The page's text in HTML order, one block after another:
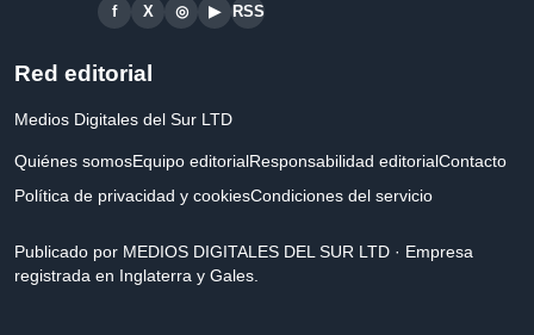
f X ◎ ▶ RSS
Red editorial
Medios Digitales del Sur LTD
Quiénes somosEquipo editorialResponsabilidad editorialContacto
Política de privacidad y cookiesCondiciones del servicio
Publicado por MEDIOS DIGITALES DEL SUR LTD · Empresa
registrada en Inglaterra y Gales.